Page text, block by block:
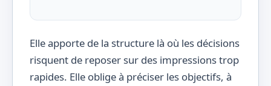
Elle apporte de la structure là où les décisions
risquent de reposer sur des impressions trop
rapides. Elle oblige à préciser les objectifs, à